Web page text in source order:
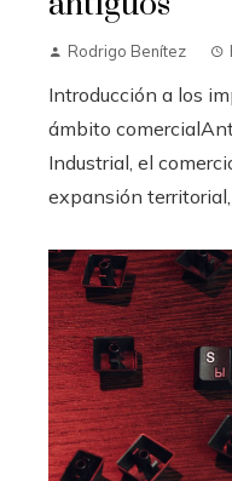
Rodrigo Benítez
Introducción a los
ámbito
Industrial, el
expansión territorial,